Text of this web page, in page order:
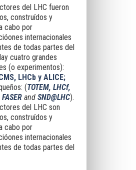
del LHC fueron
construídos y
cabo por
internacionales
de todas partes del
cuatro grandes
(o experimentos):
LHCb y ALICE;
(TOTEM, LHCf,
and SND@LHC).
del LHC son
construídos y
cabo por
internacionales
de todas partes del